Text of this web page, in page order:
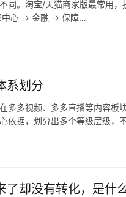
同。淘宝/天猫商家版最常用
中心 → 金融 → 保障…
系划分
多多视频、多多直播等内容
依据，划分出多个等级层级，
却没有转化，是什